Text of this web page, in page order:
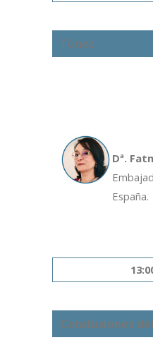
Túnez
Dª.
España.
Conclusiones